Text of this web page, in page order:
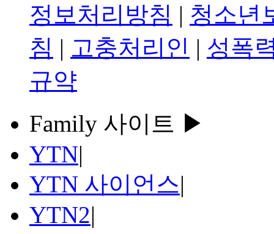
정보처리방침 | 청소년
침 | 고충처리인 | 성폭
규약
Family 사이트 ▶
YTN|
YTN 사이언스|
YTN2|